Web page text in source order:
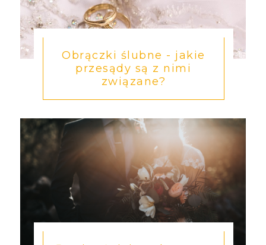
Obrączki ślubne - jakie
przesądy są z nimi
związane?